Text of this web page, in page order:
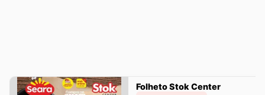
Folheto Stok Center